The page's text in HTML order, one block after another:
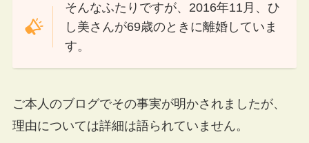
そんなふたりですが、2016年11月、ひ
し美さんが69歳のときに離婚していま
す。
ご本人のブログでその事実が明かされましたが、
理由については詳細は語られていません。